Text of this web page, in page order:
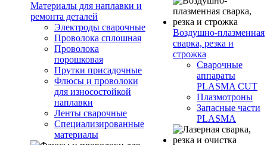
Материалы для наплавки и
ремонта деталей
Электроды сварочные
Проволока сплошная
Проволока
порошковая
Прутки присадочные
Флюсы и проволоки
для износостойкой
наплавки
Ленты сварочные
Специализированные
материалы
Воздушно-плазменная
сварка, резка и
строжка
Сварочные
аппараты
PLASMA CUT
Плазмотроны
Запасные части
PLASMA